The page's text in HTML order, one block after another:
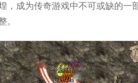
，成为传奇游戏中不可或缺的一
。